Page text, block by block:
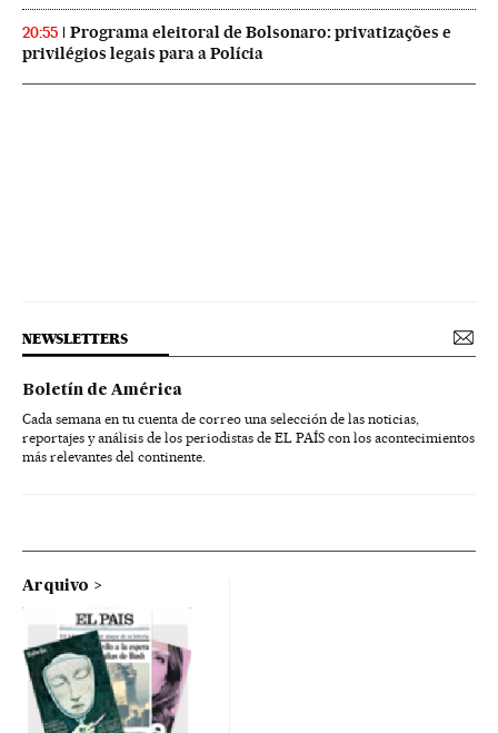
20:55
Programa eleitoral de Bolsonaro: privatizações e
privilégios legais para a Polícia
NEWSLETTERS
Boletín de América
Cada semana en tu cuenta de correo una selección de las noticias,
reportajes y análisis de los periodistas de EL PAÍS con los acontecimientos
más relevantes del continente.
Arquivo